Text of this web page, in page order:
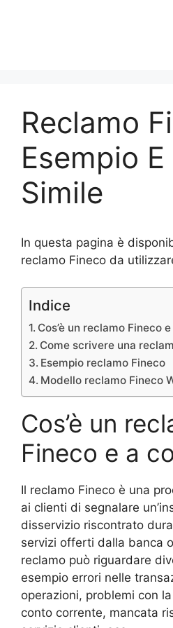
Reclamo
Esempio
Simile
In questa pagina è
reclamo Fineco da
Indice
Cos’è un reclamo Fineco
Come scrivere una
Esempio reclamo Fineco
Modello reclamo Fineco
Cos’è un
Fineco e a
Il reclamo Fineco è una
ai clienti di segnalare
disservizio riscontrato
servizi offerti dalla banca
reclamo può riguardare
esempio errori nelle
operazioni, problemi con
conto corrente, mancata